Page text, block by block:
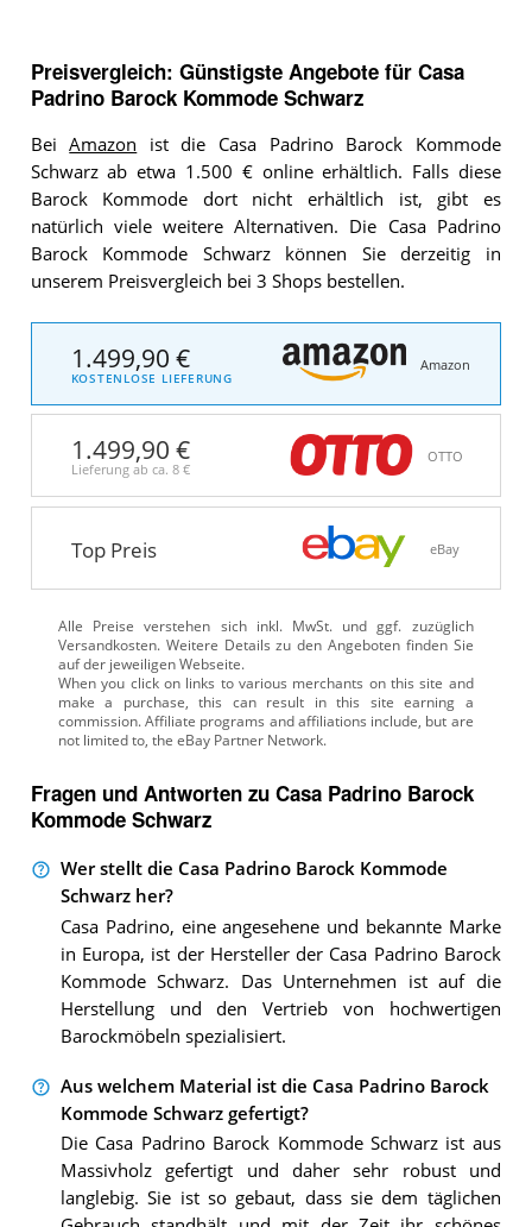
Preisvergleich: Günstigste Angebote für Casa
Padrino Barock Kommode Schwarz
BeiAmazon ist die Casa Padrino Barock Kommode
Schwarz ab etwa 1.500 € online erhältlich. Falls diese
Barock Kommode dort nicht erhältlich ist, gibt es
natürlich viele weitere Alternativen. Die Casa Padrino
Barock Kommode Schwarz können Sie derzeitig in
unserem Preisvergleich bei 3 Shops bestellen.
1.499,90 €
KOSTENLOSE LIEFERUNG
Amazon
1.499,90 €
Lieferung ab ca. 8 €
OTTO
Top Preis eBay
Alle Preise verstehen sich inkl. MwSt. und ggf. zuzüglich
Versandkosten. Weitere Details zu den Angeboten finden Sie
auf der jeweiligen Webseite.
Fragen und Antworten zu Casa Padrino Barock
Kommode Schwarz
Wer stellt die Casa Padrino Barock Kommode
Schwarz her?
Casa Padrino, eine angesehene und bekannte Marke
in Europa, ist der Hersteller der Casa Padrino Barock
Kommode Schwarz. Das Unternehmen ist auf die
Herstellung und den Vertrieb von hochwertigen
Barockmöbeln spezialisiert.
Aus welchem Material ist die Casa Padrino Barock
Kommode Schwarz gefertigt?
Die Casa Padrino Barock Kommode Schwarz ist aus
Massivholz gefertigt und daher sehr robust und
langlebig. Sie ist so gebaut, dass sie dem täglichen